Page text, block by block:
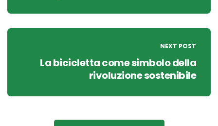
NEXT POST
La bicicletta come simbolo della
rivoluzione sostenibile